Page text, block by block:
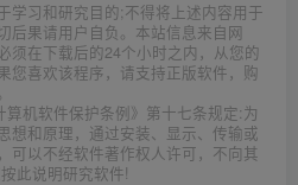
学习和研究目的;不得将上述内容用于
后果请用户自负。本站信息来自网
须在下载后的24个小时之内，从您的
您喜欢该程序，请支持正版软件，购
机软件保护条例》第十七条规定:为
想和原理，通过安装、显示、传输或
可以不经软件著作权人许可，不向其
此说明研究软件!